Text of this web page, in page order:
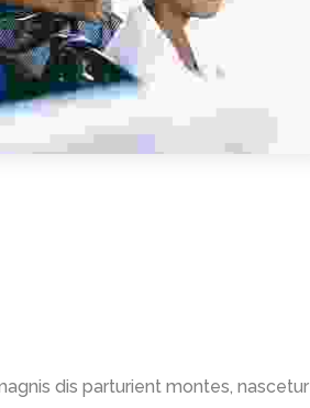
dis parturient montes, nascetur